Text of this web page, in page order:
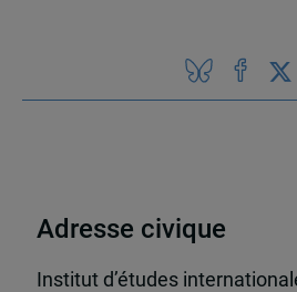
Adresse civique
Institut d’études